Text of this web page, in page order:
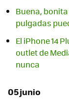
Buena,
pulgadas
El iPhone 14
outlet de
nunca
05 junio